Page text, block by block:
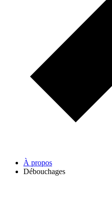
À propos
Débouchages